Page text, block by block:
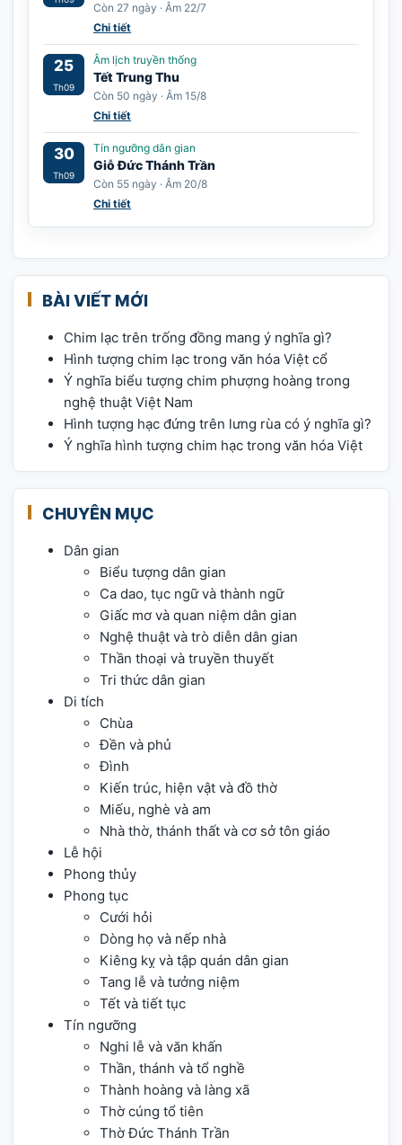
Còn 27 ngày · Âm 22/7
Chi tiết
25
Th09
Âm lịch truyền thống
Tết Trung Thu
Còn 50 ngày · Âm 15/8
Chi tiết
30
Th09
Tín ngưỡng dân gian
Giỗ Đức Thánh Trần
Còn 55 ngày · Âm 20/8
Chi tiết
BÀI VIẾT MỚI
Chim lạc trên trống đồng mang ý nghĩa gì?
Hình tượng chim lạc trong văn hóa Việt cổ
Ý nghĩa biểu tượng chim phượng hoàng trong
nghệ thuật Việt Nam
Hình tượng hạc đứng trên lưng rùa có ý nghĩa gì?
Ý nghĩa hình tượng chim hạc trong văn hóa Việt
CHUYÊN MỤC
Dân gian
Biểu tượng dân gian
Ca dao, tục ngữ và thành ngữ
Giấc mơ và quan niệm dân gian
Nghệ thuật và trò diễn dân gian
Thần thoại và truyền thuyết
Tri thức dân gian
Di tích
Chùa
Đền và phủ
Đình
Kiến trúc, hiện vật và đồ thờ
Miếu, nghè và am
Nhà thờ, thánh thất và cơ sở tôn giáo
Lễ hội
Phong thủy
Phong tục
Cưới hỏi
Dòng họ và nếp nhà
Kiêng kỵ và tập quán dân gian
Tang lễ và tưởng niệm
Tết và tiết tục
Tín ngưỡng
Nghi lễ và văn khấn
Thần, thánh và tổ nghề
Thành hoàng và làng xã
Thờ cúng tổ tiên
Thờ Đức Thánh Trần